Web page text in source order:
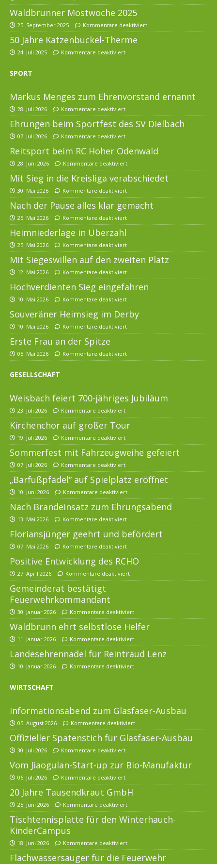
Waldbrunner Mostwoche 2025
25. September 2025 Kommentare deaktiviert
50 Jahre Katzenbuckel-Therme
24. Juli 2025 Kommentare deaktiviert
SPORT
Markus Menges zum Ehrenvorstand ernannt
28. Juli 2026 Kommentare deaktiviert
Ehrungen beim Sportfest des SV Dielbach
07. Juli 2026 Kommentare deaktiviert
Reitsport beim RC Hoher Odenwald
28. Juni 2026 Kommentare deaktiviert
Mit Sieg in die Kreisliga verabschiedet
30. Mai 2026 Kommentare deaktiviert
Nach der Pause alles klar gemacht
25. Mai 2026 Kommentare deaktiviert
Heimniederlage in Überzahl
25. Mai 2026 Kommentare deaktiviert
Mit Siegeswillen auf den zweiten Platz
12. Mai 2026 Kommentare deaktiviert
Hochverdienten Sieg eingefahren
10. Mai 2026 Kommentare deaktiviert
Souveräner Heimsieg im Derby
10. Mai 2026 Kommentare deaktiviert
Erste Frau an der Spitze
05. Mai 2026 Kommentare deaktiviert
GESELLSCHAFT
Weisbach feiert 700-jähriges Jubiläum
23. Juli 2026 Kommentare deaktiviert
Kirchenchor auf großer Tour
19. Juli 2026 Kommentare deaktiviert
Sommerfest mit Fahrzeugweihe gefeiert
07. Juli 2026 Kommentare deaktiviert
„Barfußpfädel“ auf Spielplatz eröffnet
10. Juni 2026 Kommentare deaktiviert
Nach Brandeinsatz zum Ehrungsabend
13. Mai 2026 Kommentare deaktiviert
Floriansjünger geehrt und befördert
07. Mai 2026 Kommentare deaktiviert
Positive Entwicklung des RCHO
27. April 2026 Kommentare deaktiviert
Gemeinderat bestätigt
Feuerwehrkommandant
30. Januar 2026 Kommentare deaktiviert
Waldbrunn ehrt selbstlose Helfer
11. Januar 2026 Kommentare deaktiviert
Landesehrennadel für Reintraud Lenz
10. Januar 2026 Kommentare deaktiviert
WIRTSCHAFT
Informationsabend zum Glasfaser-Ausbau
05. August 2026 Kommentare deaktiviert
Offizieller Spatenstich für Glasfaser-Ausbau
30. Juli 2026 Kommentare deaktiviert
Vom Jiaogulan-Start-up zur Bio-Manufaktur
06. Juli 2026 Kommentare deaktiviert
20 Jahre Tausendkraut GmbH
25. Juni 2026 Kommentare deaktiviert
Tischtennisplatte für den Winterhauch-
KinderCampus
18. Juni 2026 Kommentare deaktiviert
Flachwassersauger für die Feuerwehr